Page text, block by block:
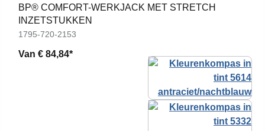
BP® COMFORT-WERKJACK MET STRETCH
INZETSTUKKEN
1795-720-2153
Van € 84,84*